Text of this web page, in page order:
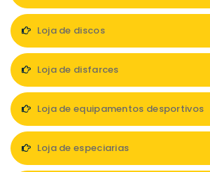
Loja de discos
Loja de disfarces
Loja de equipamentos desportivos
Loja de especiarias